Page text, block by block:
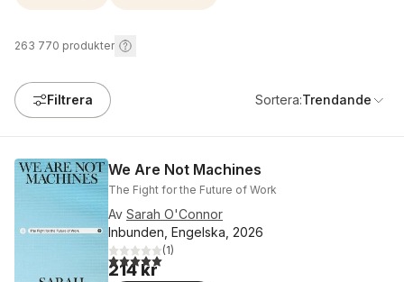
263 770 produkter
Filtrera Sortera:Trendande
We Are Not Machines
The Fight for the Future of Work
Av Sarah O'Connor
Inbunden, Engelska, 2026
5,0utav 5 stjärnor. Totalt antal röster:
(1)
214 kr